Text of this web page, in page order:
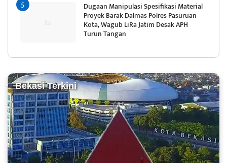
Dugaan Manipulasi Spesifikasi Material
Proyek Barak Dalmas Polres Pasuruan
Kota, Wagub LiRa Jatim Desak APH
Turun Tangan
Bekasi Terkini